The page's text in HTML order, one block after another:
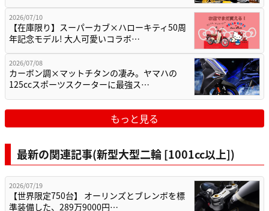
2026/07/10
【在庫限り】スーパーカブ×ハローキティ50周
年記念モデル! 大人可愛いコラボ…
2026/07/08
カーボン調×マットチタンの凄み。ヤマハの
125ccスポーツスクーターに最強ス…
もっと見る
最新の関連記事(新型大型二輪 [1001cc以上])
2026/07/19
【世界限定750台】 オーリンズとブレンボを標
準装備した、289万9000円…